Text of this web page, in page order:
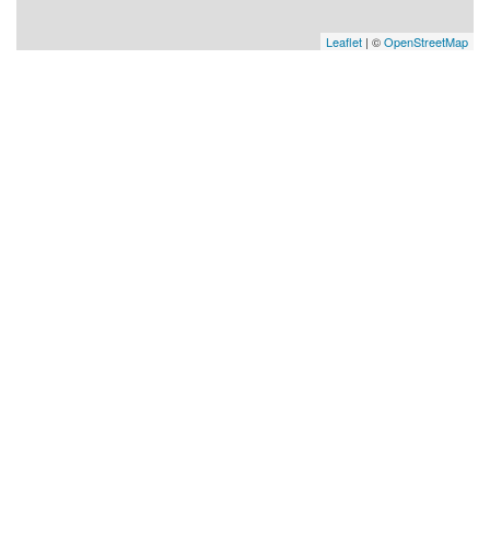
Leaflet | ©OpenStreetMap